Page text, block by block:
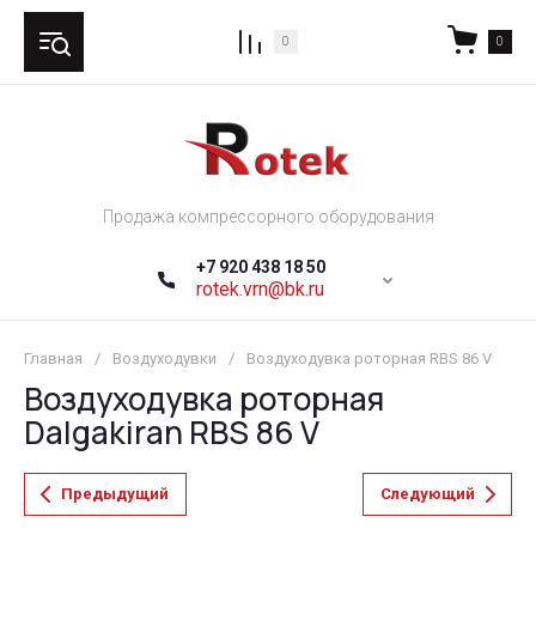
0 0
Продажа компрессорного оборудования
+7 920 438 18 50
rotek.vrn@bk.ru
Главная / Воздуходувки / Воздуходувка роторная RBS 86 V
Воздуходувка роторная
Dalgakiran RBS 86 V
Предыдущий Следующий